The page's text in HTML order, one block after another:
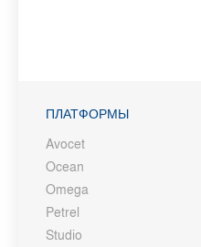
ПЛАТФОРМЫ
Avocet
Ocean
Omega
Petrel
Studio